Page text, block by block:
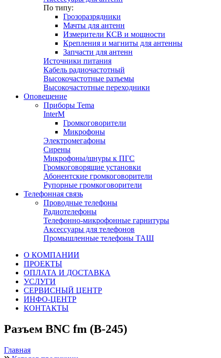
По типу:
Грозоразрядники
Мачты для антенн
Измерители КСВ и мощности
Крепления и магниты для антенны
Запчасти для антенн
Источники питания
Кабель радиочастотный
Высокочастотные разъемы
Высокочастотные переходники
Оповещение
Приборы Tema
InterM
Громкоговорители
Микрофоны
Электромегафоны
Сирены
Микрофоны/шнуры к ПГС
Громкоговорящие установки
Абонентские громкоговорители
Рупорные громкоговорители
Телефонная связь
Проводные телефоны
Радиотелефоны
Телефонно-микрофонные гарнитуры
Аксессуары для телефонов
Промышленные телефоны ТАШ
О КОМПАНИИ
ПРОЕКТЫ
ОПЛАТА И ДОСТАВКА
УСЛУГИ
СЕРВИСНЫЙ ЦЕНТР
ИНФО-ЦЕНТР
КОНТАКТЫ
Разъем BNC fm (B-245)
Главная